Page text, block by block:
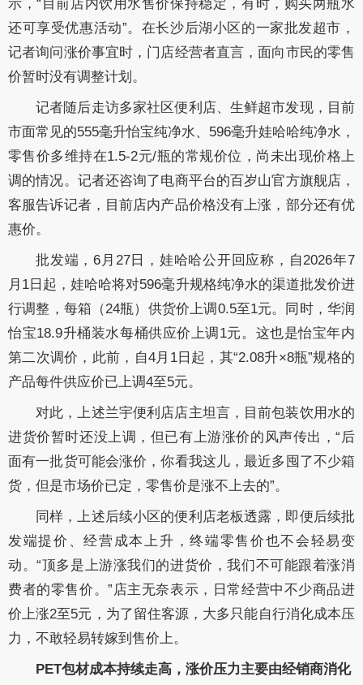
示，“目前店内饮用水售价保持稳定，有时，购买两瓶水
还可享受优惠活动”。在长沙后湖小区的一家批发超市，
记者询问涨价事宜时，门店经营者直言，面向市民的零售
价暂时没有调整计划。
记者随后走访多家社区便利店、生鲜超市发现，目前
市面常见的555毫升怡宝纯净水、596毫升娃哈哈纯净水，
零售价多维持在1.5-2元/瓶的常规价位，尚未出现价格上
调的情况。记者还咨询了电商平台的百岁山官方旗舰店，
客服告诉记者，目前店内产品价格没有上涨，部分还有优
惠价。
批发端，6月27日，娃哈哈公开回应称，自2026年7
月1日起，娃哈哈将对596毫升规格纯净水的渠道批发价进
行调整，每箱（24瓶）供货价上调0.5至1元。同时，华润
怡宝18.9升桶装水每桶供应价上调1元。这也是怡宝年内
第二次调价，此前，自4月1日起，其“2.08升×8瓶”规格的
产品每件供应价已上调4至5元。
对此，上述兰宇便利店店主坦言，目前包装饮用水的
进货价暂时还没上调，但已有上游涨价的风声传出，“后
面有一批货可能会涨价，你看我这儿，最近多囤了不少箱
货，但是市场价已定，零售价是涨不上去的”。
同样，上述后续小区的便利店老板透露，即便后续批
发端提价、经营成本上升，终端零售价也不会轻易变
动。“顶多是上游涨我们的进货价，我们不可能跟着涨消
费者的零售价。”店主无奈表示，日常经营中不少商品进
价上涨2至5元，为了留住客源，大多只能自行消化成本压
力，不敢轻易转嫁到售价上。
PET包材成本持续走高，涨价压力主要由经销商消化